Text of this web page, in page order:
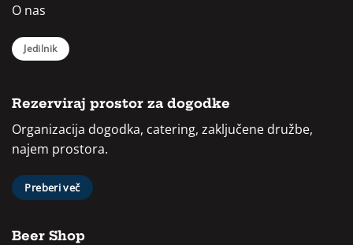
O nas
Jedilnik
Rezerviraj prostor za dogodke
Organizacija dogodka, catering, zaključene družbe,
najem prostora.
Preberi več
Beer Shop